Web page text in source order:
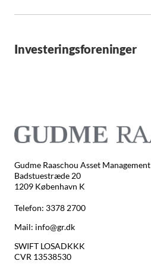
Investeringsforeninger
Gudme Raaschou Asset Management
Badstuestræde 20
1209 København K
Telefon: 3378 2700
Mail: info@gr.dk
SWIFT LOSADKKK
CVR 13538530